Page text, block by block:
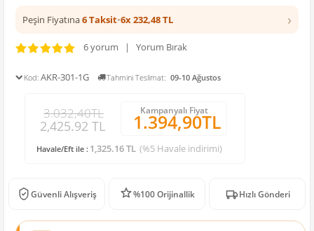
Peşin Fiyatına6 Taksit•6x 232,48 TL ›
6 yorum | Yorum Bırak
Kod: AKR-301-1G Tahmini Teslimat: 09-10 Ağustos
3.032,40TL
2,425.92 TL
Kampanyalı Fiyat
1.394,90TL
Havale/Eft ile : 1,325.16 TL (%5 Havale indirimi)
Güvenli Alışveriş %100 Orijinallik Hızlı Gönderi